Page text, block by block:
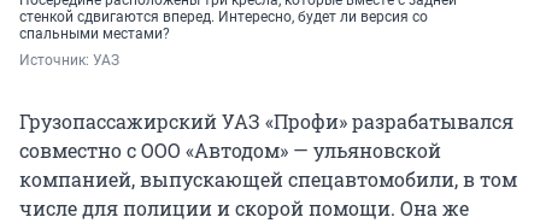
стенкой сдвигаются вперед. Интересно, будет ли версия со
спальными местами?
Источник: УАЗ
Грузопассажирский УАЗ «Профи» разрабатывался
совместно с ООО «Автодом» — ульяновской
компанией, выпускающей спецавтомобили, в том
числе для полиции и скорой помощи. Она же